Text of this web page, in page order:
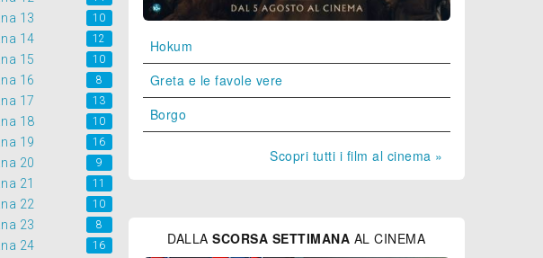
13 10
14 12
15 10
16 8
17 13
18 10
19 16
20 9
21 11
22 10
23 8
24 16
Hokum
Greta e le favole vere
Borgo
Scopri tutti i film al cinema »
DALLASCORSA SETTIMANA AL CINEMA